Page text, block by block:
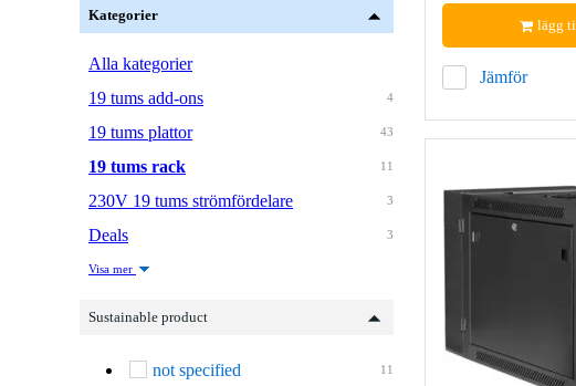
Kategorier
Alla kategorier
4
19 tums add-ons
43
19 tums plattor
11
19 tums rack
3
230V 19 tums strömfördelare
3
Deals
Visa mer
Sustainable product
11
not specified
Jämför
lägg